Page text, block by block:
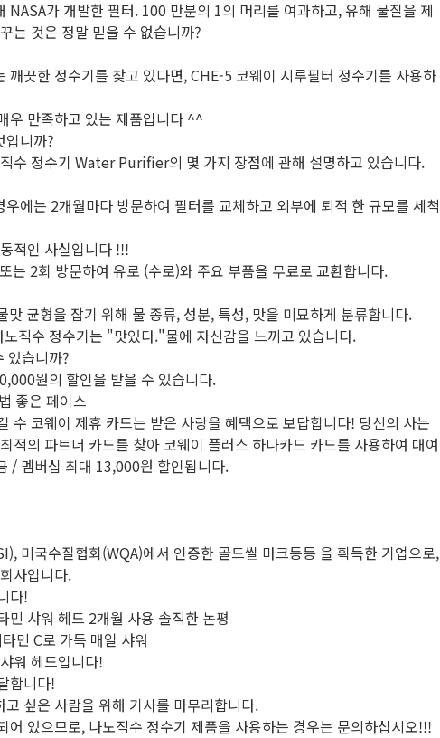
NASA가 개발한 필터. 100 만분의 1의 머리를 여과하고, 유해 물질을 제
는 것은 정말 믿을 수 없습니까?
깨끗한 정수기를 찾고 있다면, CHE-5 코웨이 시루필터 정수기를 사용하
우 만족하고 있는 제품입니다 ^^
입니까?
수 정수기 Water Purifier의 몇 가지 장점에 관해 설명하고 있습니다.
에는 2개월마다 방문하여 필터를 교체하고 외부에 퇴적 한 규모를 세척
적인 사실입니다 !!!
는 2회 방문하여 유로 (수로)와 주요 부품을 무료로 교환합니다.
균형을 잡기 위해 물 종류, 성분, 특성, 맛을 미묘하게 분류합니다.
직수 정수기는 "맛있다."물에 자신감을 느끼고 있습니다.
있습니까?
원의 할인을 받을 수 있습니다.
좋은 페이스
수 코웨이 제휴 카드는 받은 사랑을 혜택으로 보답합니다! 당신의 사는
적의 파트너 카드를 찾아 코웨이 플러스 하나카드 카드를 사용하여 대여
/ 멤버십 최대 13,000원 할인됩니다.
미국수질협회(WQA)에서 인증한 골드씰 마크등등 을 획득한 기업으로,
사입니다.
다!
민 샤워 헤드 2개월 사용 솔직한 논평
민 C로 가득 매일 샤워
워 헤드입니다!
합니다!
싶은 사람을 위해 기사를 마무리합니다.
어 있으므로, 나노직수 정수기 제품을 사용하는 경우는 문의하십시오!!!